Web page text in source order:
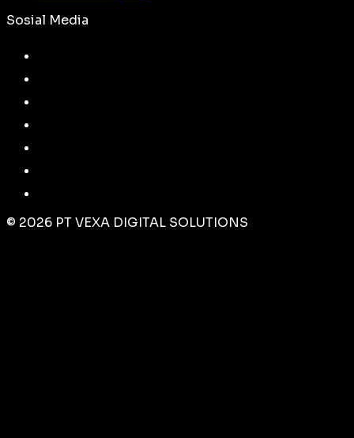
Sosial Media
© 2026 PT VEXA DIGITAL SOLUTIONS